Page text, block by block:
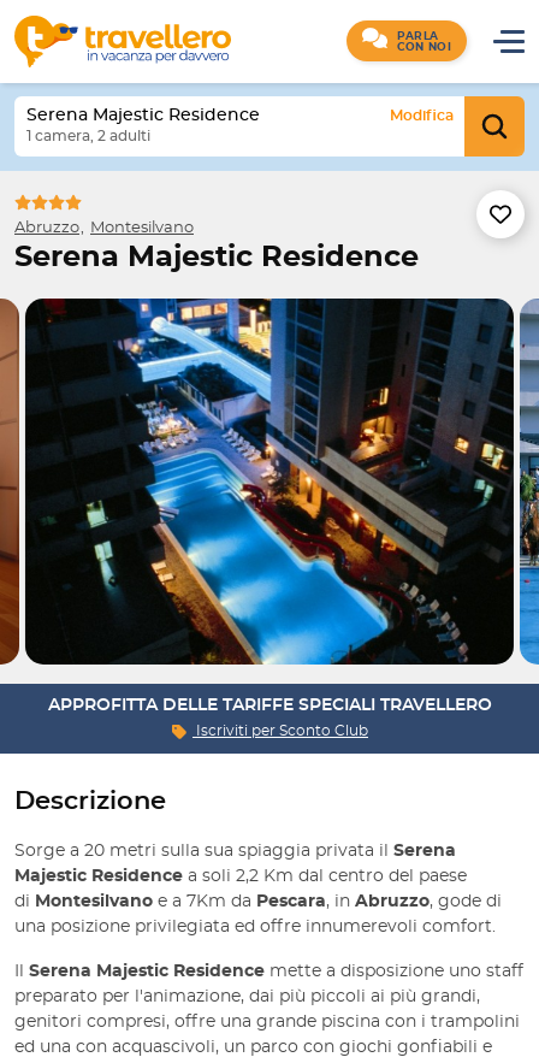
PARLA
CON NOI
Serena Majestic Residence
Modifica
1 camera, 2 adulti
Abruzzo Montesilvano
Serena Majestic Residence
APPROFITTA DELLE TARIFFE SPECIALI TRAVELLERO
Iscriviti per Sconto Club
Descrizione
Sorge a 20 metri sulla sua spiaggia privata il Serena
Majestic Residence a soli 2,2 Km dal centro del paese
di Montesilvano e a 7Km da Pescara, in Abruzzo, gode di
una posizione privilegiata ed offre innumerevoli comfort.
Serena Majestic Residence mette a disposizione uno staff
preparato per l'animazione, dai più piccoli ai più grandi,
genitori compresi, offre una grande piscina con i trampolini
ed una con acquascivoli, un parco con giochi gonfiabili e